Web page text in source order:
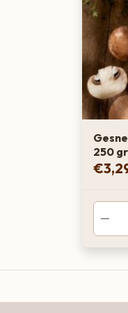
250
€